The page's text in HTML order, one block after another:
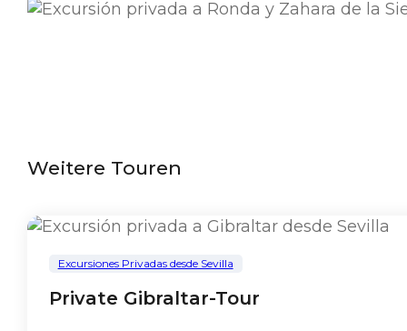
Weitere Touren
Excursiones Privadas desde Sevilla
Private Gibraltar-Tour